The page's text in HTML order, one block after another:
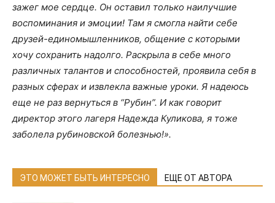
зажег мое сердце. Он оставил только наилучшие
воспоминания и эмоции! Там я смогла найти себе
друзей-единомышленников, общение с которыми
хочу сохранить надолго. Раскрыла в себе много
различных талантов и способностей, проявила себя в
разных сферах и извлекла важные уроки. Я надеюсь
еще не раз вернуться в “Рубин”. И как говорит
директор этого лагеря Надежда Куликова, я тоже
заболела рубиновской болезнью!».
ЭТО МОЖЕТ БЫТЬ ИНТЕРЕСНО ЕЩЕ ОТ АВТОРА